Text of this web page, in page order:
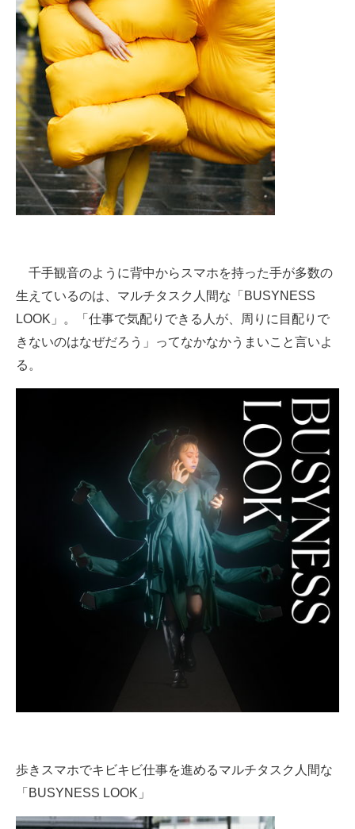
千手観音のように背中からスマホを持った手が多数の
生えているのは、マルチタスク人間な「BUSYNESS
LOOK」。「仕事で気配りできる人が、周りに目配りで
きないのはなぜだろう」ってなかなかうまいこと言いよ
る。
歩きスマホでキビキビ仕事を進めるマルチタスク人間な
「BUSYNESS LOOK」